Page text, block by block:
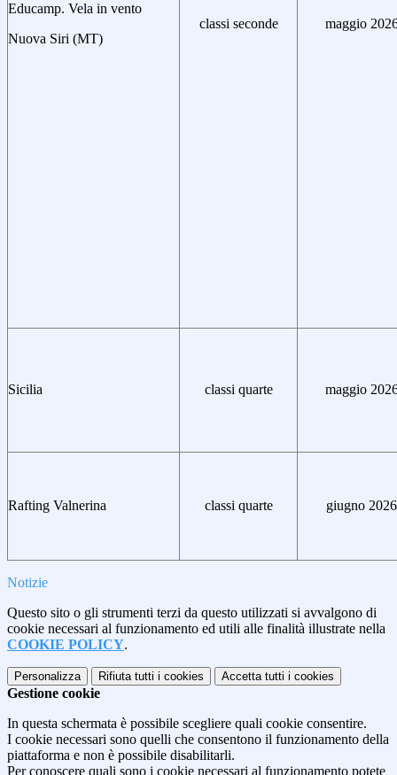
Educamp. Vela in vento
Nuova Siri (MT)
classi seconde maggio
Sicilia classi quarte maggio
Rafting Valnerina classi quarte giugno 2026
Notizie
Questo sito o gli strumenti terzi da questo utilizzati si avvalgono di
cookie necessari al funzionamento ed utili alle finalità illustrate nella
COOKIE POLICY.
Personalizza Rifiuta tutti i cookies Accetta tutti i cookies
Gestione cookie
In questa schermata è possibile scegliere quali cookie consentire.
I cookie necessari sono quelli che consentono il funzionamento della
piattaforma e non è possibile disabilitarli.
Per conoscere quali sono i cookie necessari al funzionamento potete